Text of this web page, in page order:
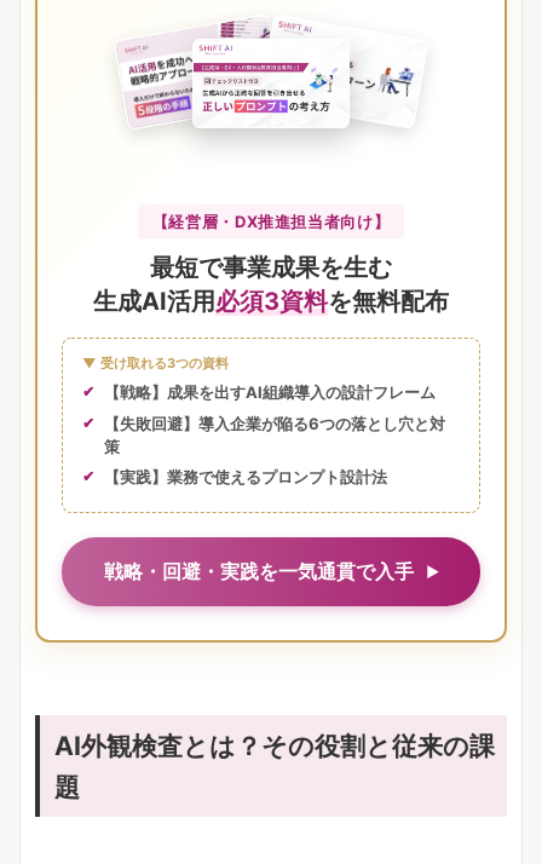
【経営層・DX推進担当者向け】
最短で事業成果を生む
生成AI活用必須3資料を無料配布
▼ 受け取れる3つの資料
【戦略】成果を出すAI組織導入の設計フレーム
【失敗回避】導入企業が陥る6つの落とし穴と対
策
【実践】業務で使えるプロンプト設計法
戦略・回避・実践を一気通貫で入手
AI外観検査とは？その役割と従来の課
題